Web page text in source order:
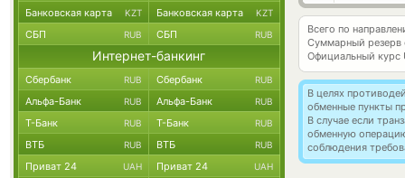
Всего по
Суммарный резерв
Официальный курс
В целях
обменные пункты
В случае если
обменную
соблюдения
Банковская карта KZT Банковская карта KZT
СБП RUB СБП RUB
Интернет-банкинг
Сбербанк RUB Сбербанк RUB
Альфа-Банк RUB Альфа-Банк RUB
Т-Банк RUB Т-Банк RUB
ВТБ RUB ВТБ RUB
Приват 24 UAH Приват 24 UAH